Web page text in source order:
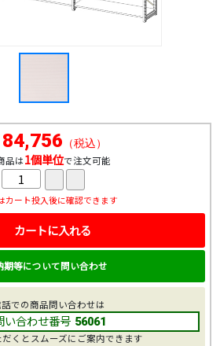
（税込）
品は1個単位で注文可能
カート投入後に確認できます
カートに入れる
期等について問い合わせ
での商品問い合わせは
い合わせ番号 56061
くとスムーズにご案内できます